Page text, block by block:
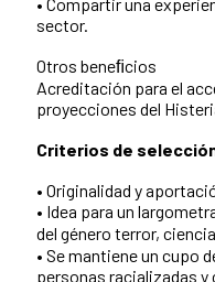
sector.
Otros beneﬁcios
Acreditación para el
proyecciones del
Criterios de
• Originalidad y
• Idea para un
del género terror,
• Se mantiene un cupo
personas racializadas y